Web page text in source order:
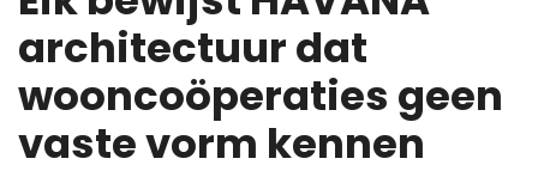
architectuur dat
wooncoöperaties geen
vaste vorm kennen